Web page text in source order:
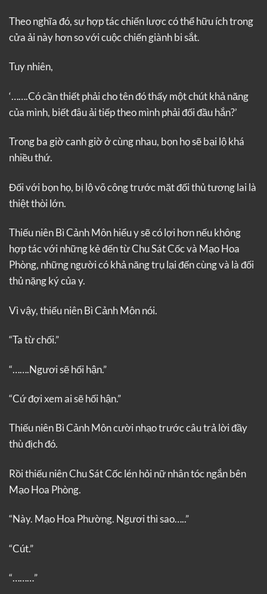
Theo nghĩa đó, sự hợp tác chiến lược có thể hữu ích trong
cửa ải này hơn so với cuộc chiến giành bi sắt.
Tuy nhiên,
‘…….Có cần thiết phải cho tên đó thấy một chút khả năng
của mình, biết đâu ải tiếp theo mình phải đối đầu hắn?’
Trong ba giờ canh giờ ở cùng nhau, bọn họ sẽ bại lộ khá
nhiều thứ.
Đối với bọn họ, bị lộ võ công trước mặt đối thủ tương lai là
thiệt thòi lớn.
Thiếu niên Bì Cảnh Môn hiểu y sẽ có lợi hơn nếu không
hợp tác với những kẻ đến từ Chu Sát Cốc và Mạo Hoa
Phòng, những người có khả năng trụ lại đến cùng và là đối
thủ nặng ký của y.
Vì vậy, thiếu niên Bì Cảnh Môn nói.
“Ta từ chối.”
“…….Ngươi sẽ hối hận.”
“Cứ đợi xem ai sẽ hối hận.”
Thiếu niên Bì Cảnh Môn cười nhạo trước câu trả lời đầy
thù địch đó.
Rồi thiếu niên Chu Sát Cốc lén hỏi nữ nhân tóc ngắn bên
Mạo Hoa Phòng.
“Này. Mạo Hoa Phường. Ngươi thì sao…..”
“Cút.”
“………”